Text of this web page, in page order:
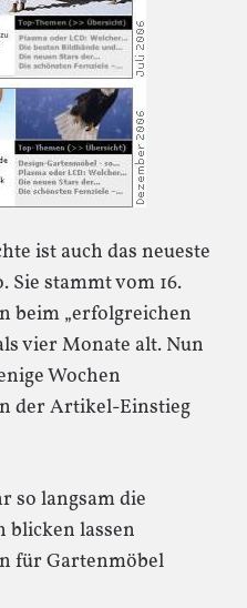
ist auch das neueste
Sie stammt vom 16.
beim „erfolgreichen
vier Monate alt. Nun
Wochen
der Artikel-Einstieg
so langsam die
blicken lassen
für Gartenmöbel